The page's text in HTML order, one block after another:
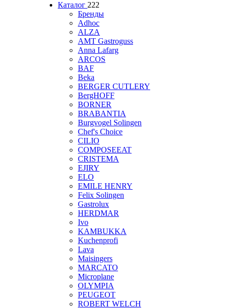
Каталог 222
Бренды
Adhoc
ALZA
AMT Gastroguss
Anna Lafarg
ARCOS
BAF
Beka
BERGER CUTLERY
BergHOFF
BORNER
BRABANTIA
Burgvogel Solingen
Chef's Choice
CILIO
COMPOSEEAT
CRISTEMA
EJIRY
ELO
EMILE HENRY
Felix Solingen
Gastrolux
HERDMAR
Ivo
KAMBUKKA
Kuchenprofi
Lava
Maisingers
MARCATO
Microplane
OLYMPIA
PEUGEOT
ROBERT WELCH